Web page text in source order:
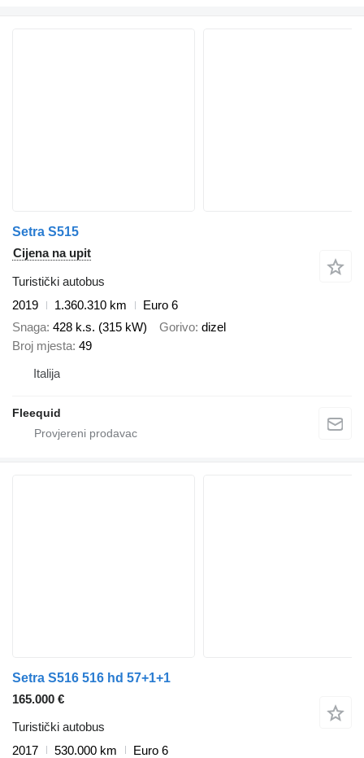
Setra S515
Cijena na upit
Turistički autobus
2019
1.360.310 km
Euro 6
Snaga 428 k.s. (315 kW) Gorivo dizel
Broj mjesta 49
Italija
Fleequid
Setra S516 516 hd 57+1+1
165.000 €
Turistički autobus
2017
530.000 km
Euro 6